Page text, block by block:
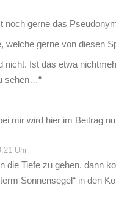
noch gerne das
welche gerne von diesen
nicht. Ist das etwa
sehen…“
mir wird hier im Beitrag
Uhr
die Tiefe zu gehen, dann
Sonnensegel“ in den